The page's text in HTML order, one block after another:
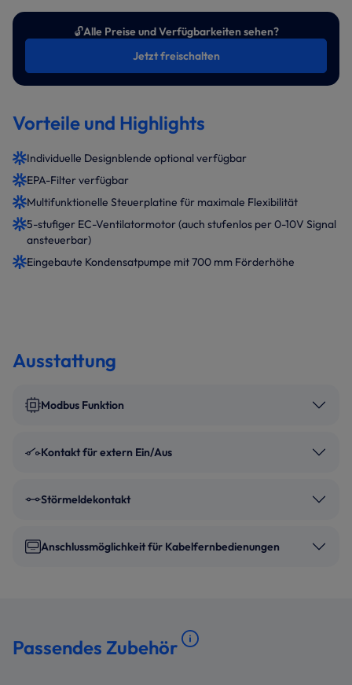
🔓Alle Preise und Verfügbarkeiten sehen?
Jetzt freischalten
Vorteile und Highlights
Individuelle Designblende optional verfügbar
EPA-Filter verfügbar
Multifunktionelle Steuerplatine für maximale Flexibilität
5-stufiger EC-Ventilatormotor (auch stufenlos per 0-10V Signal
ansteuerbar)
Eingebaute Kondensatpumpe mit 700 mm Förderhöhe
Ausstattung
Modbus Funktion
Kontakt für extern Ein/Aus
Störmeldekontakt
Anschlussmöglichkeit für Kabelfernbedienungen
Passendes Zubehör